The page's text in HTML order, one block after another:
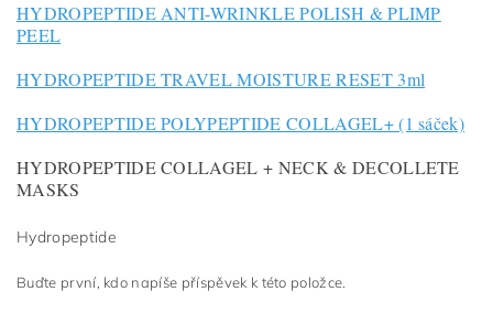
HYDROPEPTIDE ANTI-WRINKLE POLISH & PLIMP
PEEL
HYDROPEPTIDE TRAVEL MOISTURE RESET 3ml
HYDROPEPTIDE POLYPEPTIDE COLLAGEL+ (1 sáček)
HYDROPEPTIDE COLLAGEL + NECK & DECOLLETE
MASKS
Hydropeptide
Buďte první, kdo napíše příspěvek k této položce.